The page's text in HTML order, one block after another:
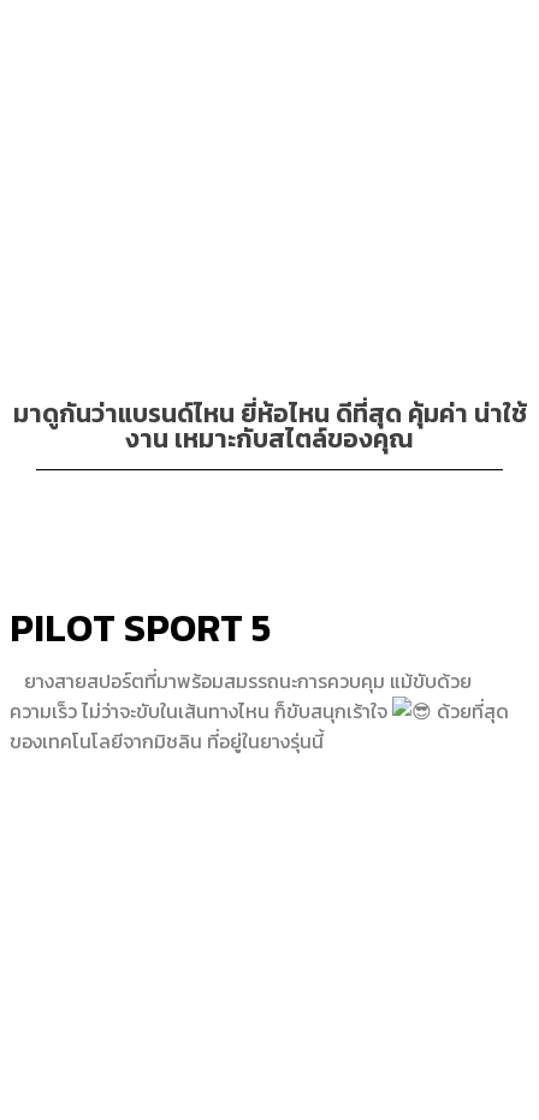
มาดูกันว่าแบรนด์ไหน ยี่ห้อไหน ดีที่สุด คุ้มค่า น่าใช้
งาน เหมาะกับสไตล์ของคุณ
PILOT SPORT 5
ยางสายสปอร์ตที่มาพร้อมสมรรถนะการควบคุม แม้ขับด้วย
ความเร็ว ไม่ว่าจะขับในเส้นทางไหน ก็ขับสนุกเร้าใจ
ด้วยที่สุด
ของเทคโนโลยีจากมิชลิน ที่อยู่ในยางรุ่นนี้